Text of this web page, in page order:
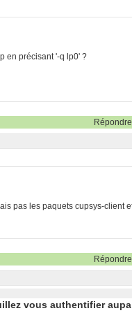
en précisant '-q lp0' ?
Répondre
pas les paquets cupsys-client
Répondre
vous authentifier